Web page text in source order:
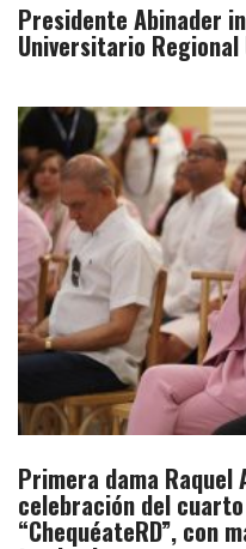
Presidente Abinader
Universitario Regional
Primera dama Raquel
celebración del
“ChequéateRD”, con